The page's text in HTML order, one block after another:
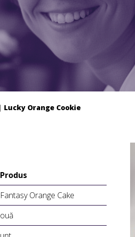
Lucky Orange Cookie
Produs
Fantasy Orange Cake
ouă